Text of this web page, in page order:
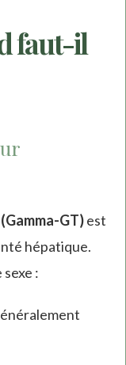
faut-il
GT)est
hépatique.
: